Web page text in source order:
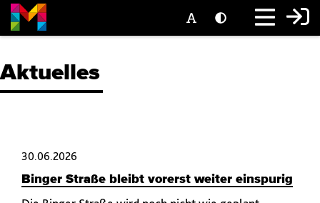
Aktuelles
30.06.2026
Binger Straße bleibt vorerst weiter einspurig